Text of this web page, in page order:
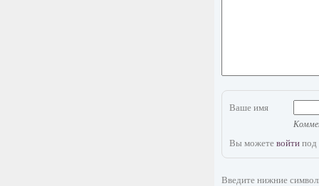
Ваше имя
Вы можете войти под
Введите нижние